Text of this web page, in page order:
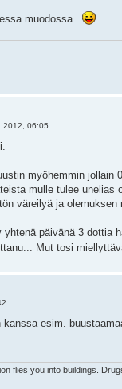
muodossa..
2012, 06:05
myöhemmin
mulle tulee
väreilyä ja
päivänä 3 dottia
Mut tosi
esim.
flies you into buildings.